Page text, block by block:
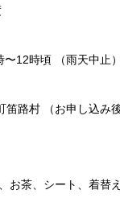
12時頃 （雨天中止）
路村 （お申し込み
茶、シート、着替え